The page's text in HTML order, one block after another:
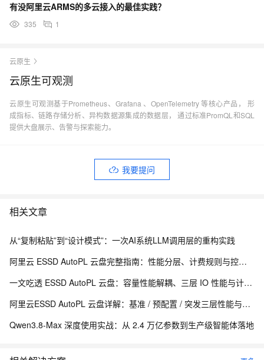
有没阿里云ARMS的多云接入的最佳实践？
335 1
云原生
云原生可观测
云原生可观测基于Prometheus、Grafana 、OpenTelemetry 等核心产品， 形
成指标、链路存储分析、异构数据源集成的数据层， 通过标准PromQL和SQL
提供大盘展示、告警与探索能力。
我要提问
相关文章
从“复制粘贴”到“设计模式”：​一次AI系统LLM调用层的重构实践
阿里云 ESSD AutoPL 云盘完整指南：性能分层、计费规则与控制台操作
一文吃透 ESSD AutoPL 云盘：容量性能解耦、三层 IO 性能与计费测算
阿里云ESSD AutoPL 云盘详解：基准 / 预配置 / 突发三层性能与费用封顶机制
Qwen3.8-Max 深度使用实战：从 2.4 万亿参数到生产级智能体落地